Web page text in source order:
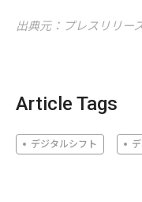
出典元：プレスリリー
Article Tags
デジタルシフト